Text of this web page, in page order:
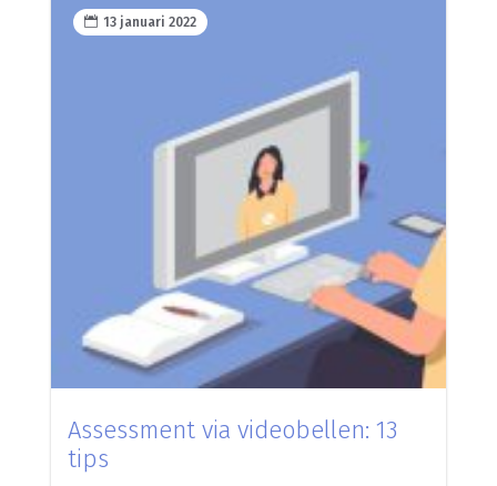
Assessment via videobellen: 13
tips
 13 januari 2022